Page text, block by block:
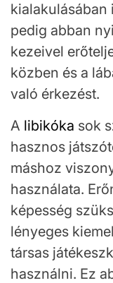
kialakulásában
pedig abban
kezeivel
közben és a
való érkezést.
A libikóka sok
hasznos
máshoz
használata.
képesség
lényeges
társas
használni. Ez